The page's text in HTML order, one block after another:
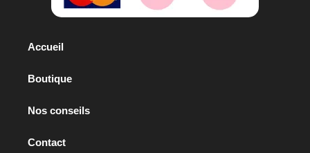
Accueil
Boutique
Nos conseils
Contact